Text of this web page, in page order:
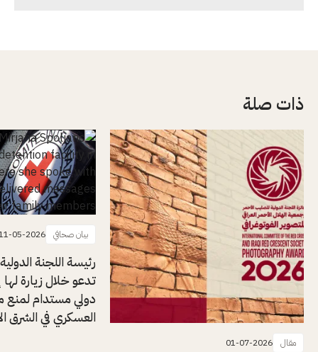
ذات صلة
مقال 01-07-2026
بيان صحافي 05-2026
رئيسة اللجنة
تدعو خلال زيارة لها
دولي مستدام لمنع
العسكري في الشرق